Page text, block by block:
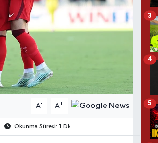
A- A+
Okunma Süresi: 1 Dk
3
4
5